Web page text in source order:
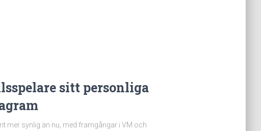
sitt personliga
mer synlig än nu, med framgångar i VM och